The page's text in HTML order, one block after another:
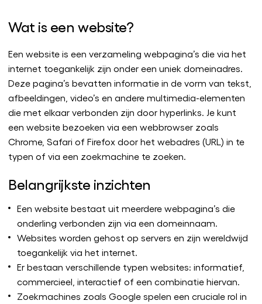
Wat is een website?
Een website is een verzameling webpagina’s die via het
internet toegankelijk zijn onder een uniek domeinadres.
Deze pagina’s bevatten informatie in de vorm van tekst,
afbeeldingen, video’s en andere multimedia-elementen
die met elkaar verbonden zijn door hyperlinks. Je kunt
een website bezoeken via een webbrowser zoals
Chrome, Safari of Firefox door het webadres (URL) in te
typen of via een zoekmachine te zoeken.
Belangrijkste inzichten
Een website bestaat uit meerdere webpagina’s die
onderling verbonden zijn via een domeinnaam.
Websites worden gehost op servers en zijn wereldwijd
toegankelijk via het internet.
Er bestaan verschillende typen websites: informatief,
commercieel, interactief of een combinatie hiervan.
Zoekmachines zoals Google spelen een cruciale rol in